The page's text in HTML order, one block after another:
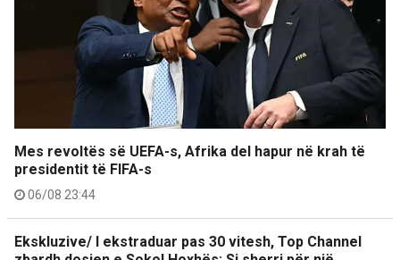
Mes revoltës së UEFA-s, Afrika del hapur në krah të
presidentit të FIFA-s
06/08 23:44
Ekskluzive/ I ekstraduar pas 30 vitesh, Top Channel